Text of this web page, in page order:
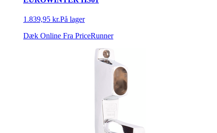
1.839,95 kr.På lager
Dæk Online Fra PriceRunner